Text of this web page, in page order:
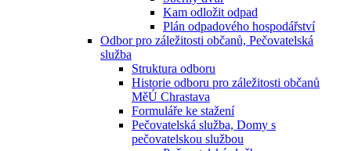
Kam odložit odpad
Plán odpadového hospodářství
Odbor pro záležitosti občanů, Pečovatelská
služba
Struktura odboru
Historie odboru pro záležitosti občanů
MěÚ Chrastava
Formuláře ke stažení
Pečovatelská služba, Domy s
pečovatelskou službou